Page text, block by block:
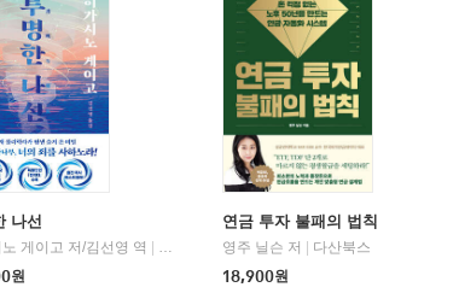
나선
게이고 저/김선영 역
북다
원
연금 투자 불패의 법칙
영주 닐슨 저
다산북스
18,900원